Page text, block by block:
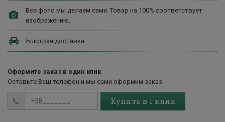
Все фото мы делаем сами. Товар на 100% соответствует
изображению.
Быстрая доставка
Оформите заказ в один клик
Оставьте Ваш телефон и мы сами оформим заказ
Купить в 1 клик